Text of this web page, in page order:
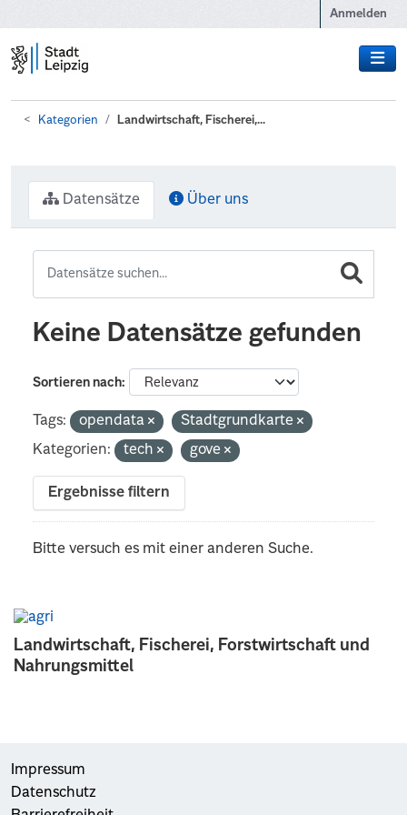
Anmelden
Kategorien Landwirtschaft, Fischerei,...
Landwirtschaft, Fischerei, Forstwirtschaft und
Nahrungsmittel
Datensätze Über uns
Keine Datensätze gefunden
Sortieren nach
Tags: opendata
Stadtgrundkarte
Kategorien:
tech gove
Ergebnisse filtern
Bitte versuch es mit einer anderen Suche.
Impressum
Datenschutz